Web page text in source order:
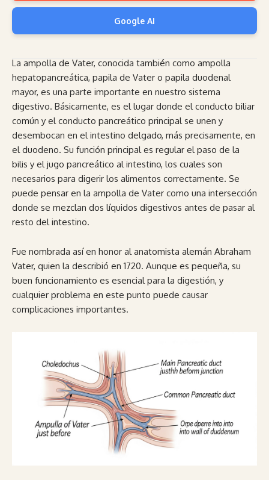
Google AI
La ampolla de Vater, conocida también como ampolla
hepatopancreática, papila de Vater o papila duodenal
mayor, es una parte importante en nuestro sistema
digestivo. Básicamente, es el lugar donde el conducto biliar
común y el conducto pancreático principal se unen y
desembocan en el intestino delgado, más precisamente, en
el duodeno. Su función principal es regular el paso de la
bilis y el jugo pancreático al intestino, los cuales son
necesarios para digerir los alimentos correctamente. Se
puede pensar en la ampolla de Vater como una intersección
donde se mezclan dos líquidos digestivos antes de pasar al
resto del intestino.
Fue nombrada así en honor al anatomista alemán Abraham
Vater, quien la describió en 1720. Aunque es pequeña, su
buen funcionamiento es esencial para la digestión, y
cualquier problema en este punto puede causar
complicaciones importantes.